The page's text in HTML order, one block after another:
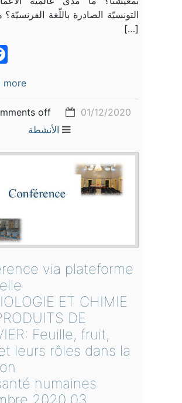
التونسيّة الصادرة باللّغة
[…]
more
01/12/2020
off
الأنشطة
via plateforme
:
ET CHIMIE
DE
Feuille, fruit,
leurs rôles dans la
humaines